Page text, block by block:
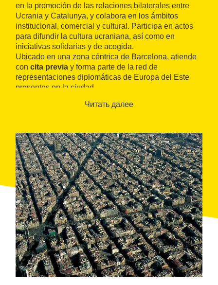
en la promoción de las relaciones bilaterales entre
Ucrania y Catalunya, y colabora en los ámbitos
institucional, comercial y cultural. Participa en actos
para difundir la cultura ucraniana, así como en
iniciativas solidarias y de acogida.
Ubicado en una zona céntrica de Barcelona, atiende
con cita previa y forma parte de la red de
representaciones diplomáticas de Europa del Este
presentes en la ciudad.
Читать далее